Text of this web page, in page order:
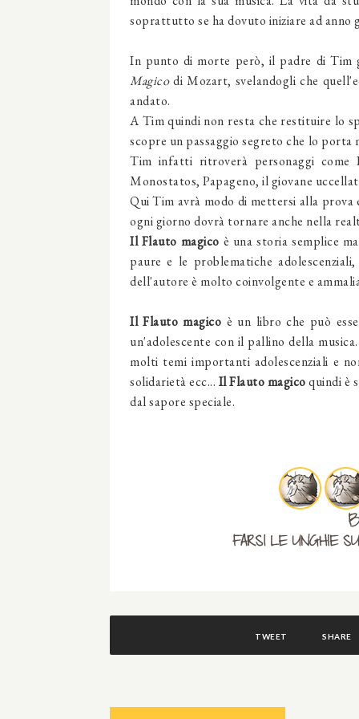
soprattutto se ha dovuto iniziare ad anno
In punto di morte però, il padre di Tim
Magicodi Mozart, svelandogli che
andato.
A Tim quindi non resta che restituire lo
scopre un passaggio segreto che lo
Tim infatti ritroverà personaggi come
Monostatos, Papageno, il giovane
Qui Tim avrà modo di mettersi alla
ogni giorno dovrà tornare anche nella
Il Flauto magico è una storia semplice
paure e le problematiche
dell'autore è molto coinvolgente e
Il Flauto magico è un libro che può
un'adolescente con il pallino della
molti temi importanti adolescenziali e
solidarietà ecc... Il Flauto magicoquindiè
dal sapore speciale.
TWEET SHARE